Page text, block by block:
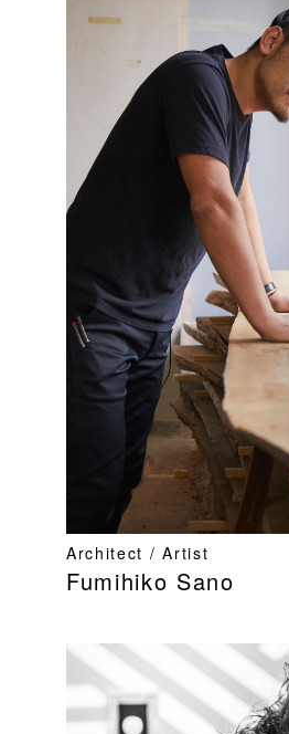
Architect / Artist
Fumihiko Sano